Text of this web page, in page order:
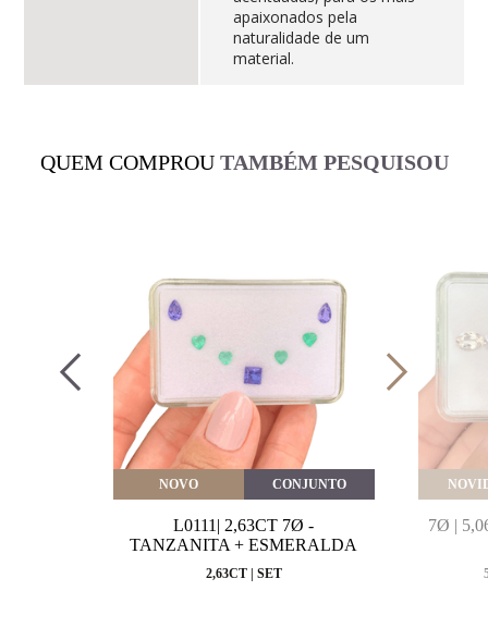
apaixonados pela
naturalidade de um
material.
QUEM COMPROU TAMBÉM PESQUISOU
NOVO CONJUNTO
L0111| 2,63CT 7Ø -
TANZANITA + ESMERALDA
2,63CT | SET
7Ø |